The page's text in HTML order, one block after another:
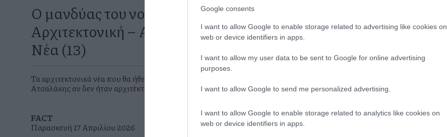
Google consents
I want to allow Google to enable storage related to advertising like cookies on
web or device identifiers in apps.
I want to allow my user data to be sent to Google for online advertising
purposes.
I want to allow Google to send me personalized advertising.
I want to allow Google to enable storage related to analytics like cookies on
web or device identifiers in apps.
Ο μανδύας του νοήματος στην
Αρχιτεκτονική – Αρχιτεκτονικά
Νέα (13)
Τα αρχιτεκτονικά νέα που θα ήθελε να διαβάζει ο Γιώργος
Ατσαλάκης αν δεν ήταν αρχιτέκτονας
FACT
Παρασκευή 17 Απριλίου 2026